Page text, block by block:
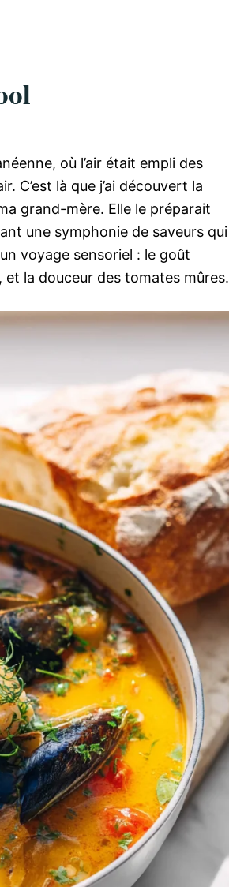
où l’air était empli des
C’est là que j’ai découvert la
grand-mère. Elle le préparait
une symphonie de saveurs qui
voyage sensoriel : le goût
la douceur des tomates mûres.